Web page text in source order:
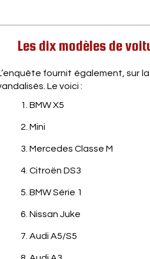
Les dix modèles de
fournit également, sur
Le voici :
1. BMW X5
2. Mini
3. Mercedes Classe M
4. Citroën DS3
5. BMW Série 1
6. Nissan Juke
7. Audi A5/S5